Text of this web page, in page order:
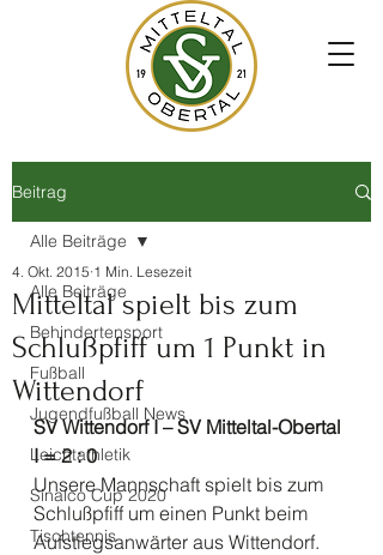
Beitrag
Alle Beiträge
Behindertensport
Fußball
Jugendfußball News
Leichtathletik
Sinalco Cup 2020
Tischtennis
Alle Beiträge
Mitteltal spielt bis zum
Schlußpfiff um 1 Punkt in
Wittendorf
4. Okt. 2015 1 Min. Lesezeit
SV Wittendorf I – SV Mitteltal-Obertal
I = 2 : 0
Unsere Mannschaft spielt bis zum
Schlußpfiff um einen Punkt beim
Aufstiegsanwärter aus Wittendorf.